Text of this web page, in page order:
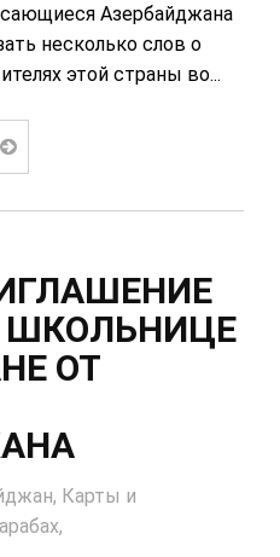
Азербайджана
несколько слов о
этой страны во...
ОТ
Карты и